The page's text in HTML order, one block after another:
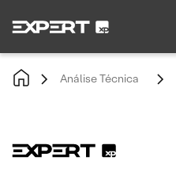
Análise Técnica